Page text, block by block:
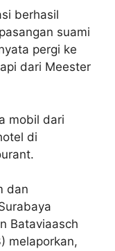
berhasil
suami
pergi ke
dari Meester
mobil dari
di
dan
Bataviaasch
melaporkan,